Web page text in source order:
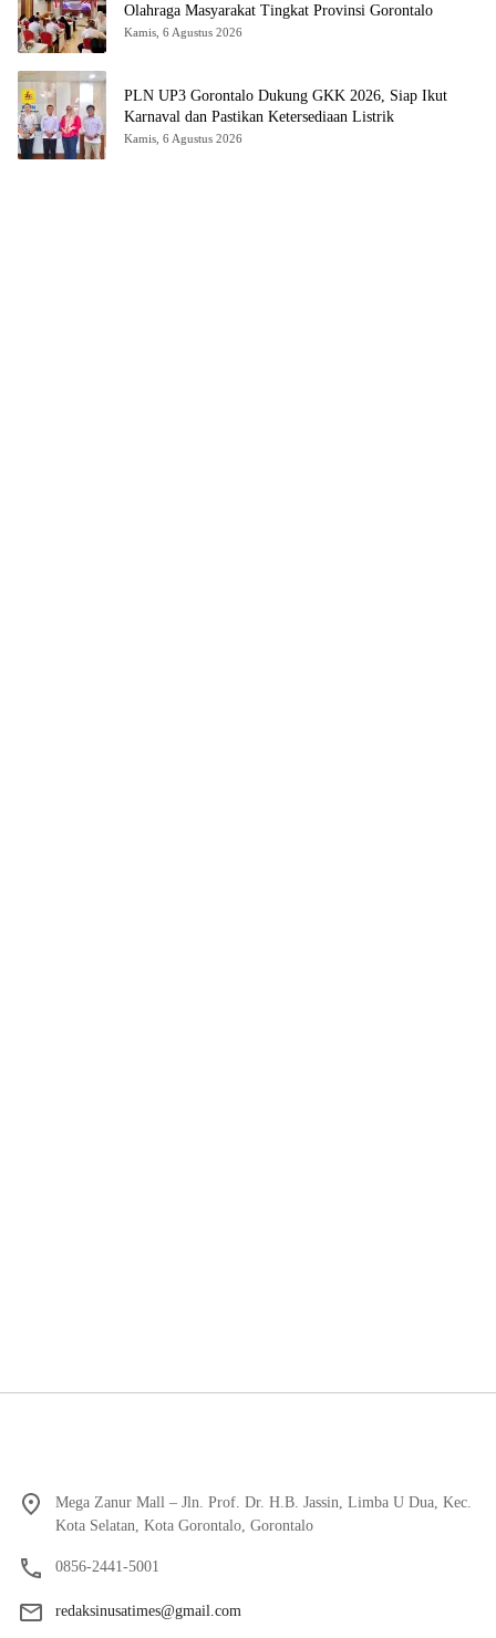
Olahraga Masyarakat Tingkat Provinsi Gorontalo
Kamis, 6 Agustus 2026
PLN UP3 Gorontalo Dukung GKK 2026, Siap Ikut
Karnaval dan Pastikan Ketersediaan Listrik
Kamis, 6 Agustus 2026
Mega Zanur Mall – Jln. Prof. Dr. H.B. Jassin, Limba U Dua, Kec.
Kota Selatan, Kota Gorontalo, Gorontalo
0856-2441-5001
redaksinusatimes@gmail.com